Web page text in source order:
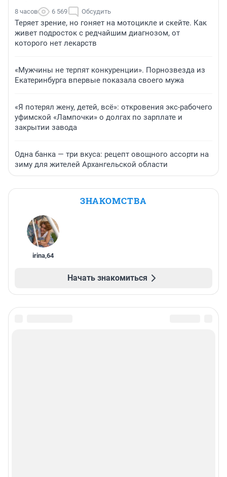
8 часов 6 569 Обсудить
Теряет зрение, но гоняет на мотоцикле и скейте. Как
живет подросток с редчайшим диагнозом, от
которого нет лекарств
«Мужчины не терпят конкуренции». Порнозвезда из
Екатеринбурга впервые показала своего мужа
«Я потерял жену, детей, всё»: откровения экс-рабочего
уфимской «Лампочки» о долгах по зарплате и
закрытии завода
Одна банка — три вкуса: рецепт овощного ассорти на
зиму для жителей Архангельской области
ЗНАКОМСТВА
irina,64
Начать знакомиться